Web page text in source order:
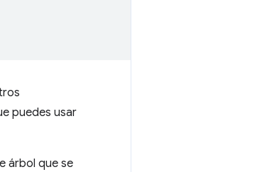
puedes usar
árbol que se